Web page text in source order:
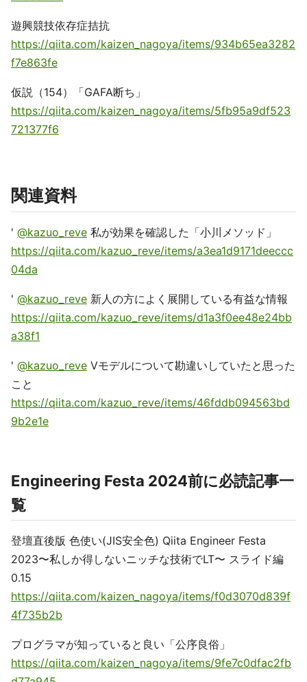
遊興競技依存症拮抗
https://qiita.com/kaizen_nagoya/items/934b65ea3282
f7e863fe
仮説（154）「GAFA断ち」
https://qiita.com/kaizen_nagoya/items/5fb95a9df523
721377f6
関連資料
' @kazuo_reve 私が効果を確認した「小川メソッド」
https://qiita.com/kazuo_reve/items/a3ea1d9171deeccc
04da
' @kazuo_reve 新人の方によく展開している有益な情報
https://qiita.com/kazuo_reve/items/d1a3f0ee48e24bb
a38f1
' @kazuo_reve Vモデルについて勘違いしていたと思った
こと
https://qiita.com/kazuo_reve/items/46fddb094563bd
9b2e1e
Engineering Festa 2024前に必読記事一
覧
登壇直後版 色使い(JIS安全色) Qiita Engineer Festa
2023〜私しか得しないニッチな技術でLT〜 スライド編
0.15
https://qiita.com/kaizen_nagoya/items/f0d3070d839f
4f735b2b
プログラマが知っていると良い「公序良俗」
https://qiita.com/kaizen_nagoya/items/9fe7c0dfac2fb